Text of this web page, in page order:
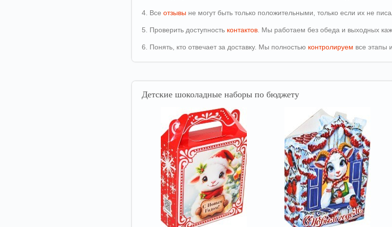
4. Все отзывы не могут быть только положительными, только если их не
5. Проверить доступность контактов . Мы работаем без обеда и выходных
6. Понять, кто отвечает за доставку. Мы полностью контролируем все этапы
Детские шоколадные наборы по бюджету